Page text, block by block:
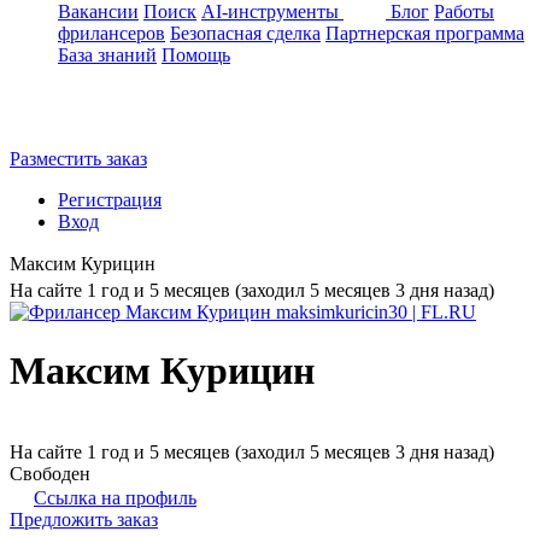
Вакансии Поиск AI-инструменты Блог Работы
фрилансеров Безопасная сделка Партнерская программа
База знаний Помощь
Разместить заказ
Регистрация
Вход
Максим Курицин
На сайте 1 год и 5 месяцев (заходил 5 месяцев 3 дня назад)
Максим Курицин
На сайте 1 год и 5 месяцев (заходил 5 месяцев 3 дня назад)
Свободен
Ссылка на профиль
Предложить заказ